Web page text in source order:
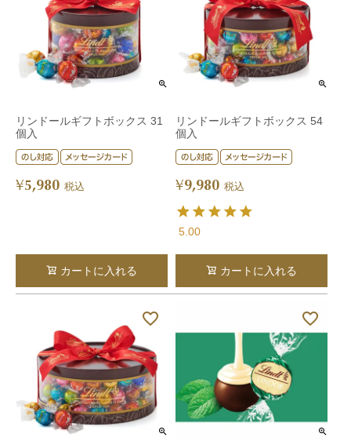
リンドールギフトボックス 31
個入
¥5,980 税込
カートに入れる
リンドールギフトボックス 54
個入
¥9,980 税込
5.00
カートに入れる